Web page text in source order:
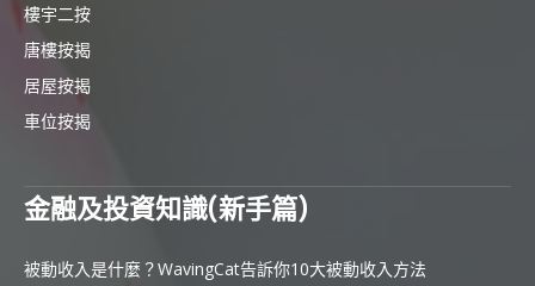
樓宇二按
唐樓按揭
居屋按揭
車位按揭
金融及投資知識(新手篇)
被動收入是什麼？WavingCat告訴你10大被動收入方法